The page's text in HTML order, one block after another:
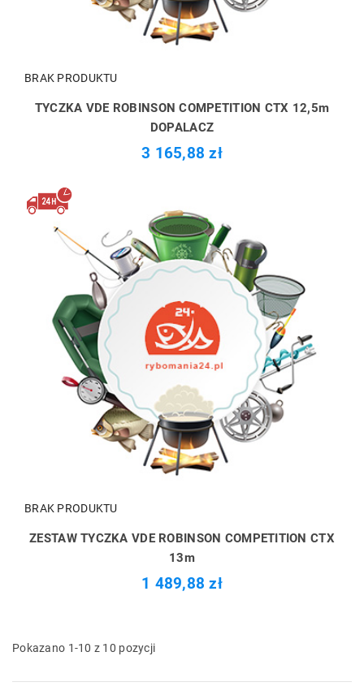
BRAK PRODUKTU
TYCZKA VDE ROBINSON COMPETITION CTX 12,5m
DOPALACZ
3 165,88 zł
BRAK PRODUKTU
ZESTAW TYCZKA VDE ROBINSON COMPETITION CTX
13m
1 489,88 zł
Pokazano 1-10 z 10 pozycji